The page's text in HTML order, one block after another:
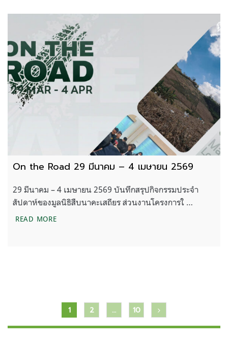
On the Road 29 มีนาคม – 4 เมษายน 2569
29 มีนาคม – 4 เมษายน 2569 บันทึกสรุปกิจกรรมประจำ
สัปดาห์ของมูลนิธิสืบนาคะเสถียร ส่วนงานโครงการใ …
READ MOREON THE ROAD 29 มีนาคม – 4 เมษายน 2569
เรื่อง
1 2 … 10